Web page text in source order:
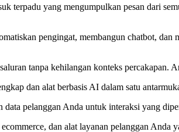
terpadu yang mengumpulkan pesan dari
pengingat, membangun chatbot,
tanpa kehilangan konteks percakapan.
dan alat berbasis AI dalam satu
pelanggan Anda untuk interaksi yang
dan alat layanan pelanggan Anda